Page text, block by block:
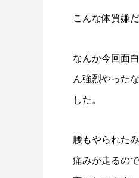
こんな体質嫌
なんか今回面
ん強烈やった
した。
腰もやられた
痛みが走るの